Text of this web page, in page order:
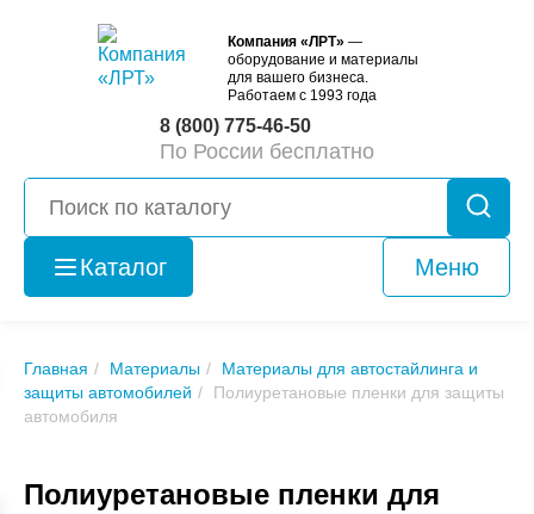
Компания «ЛРТ» —
оборудование и материалы
для вашего бизнеса.
Работаем с 1993 года
8 (800) 775-46-50
По России бесплатно
Каталог Меню
Оборудование
б/у
Главная Материалы
Материалы для автостайлинга и
защиты автомобилей
Полиуретановые пленки для защиты
автомобиля
Полиуретановые пленки для